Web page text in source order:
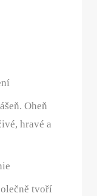
Oheň
hravé a
tvoří